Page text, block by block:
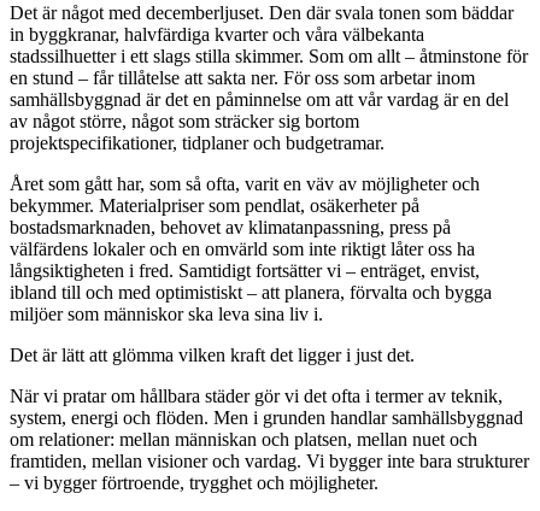
Det är något med decemberljuset. Den där svala tonen som bäddar
in byggkranar, halvfärdiga kvarter och våra välbekanta
stadssilhuetter i ett slags stilla skimmer. Som om allt – åtminstone för
en stund – får tillåtelse att sakta ner. För oss som arbetar inom
samhällsbyggnad är det en påminnelse om att vår vardag är en del
av något större, något som sträcker sig bortom
projektspecifikationer, tidplaner och budgetramar.
Året som gått har, som så ofta, varit en väv av möjligheter och
bekymmer. Materialpriser som pendlat, osäkerheter på
bostadsmarknaden, behovet av klimatanpassning, press på
välfärdens lokaler och en omvärld som inte riktigt låter oss ha
långsiktigheten i fred. Samtidigt fortsätter vi – enträget, envist,
ibland till och med optimistiskt – att planera, förvalta och bygga
miljöer som människor ska leva sina liv i.
Det är lätt att glömma vilken kraft det ligger i just det.
När vi pratar om hållbara städer gör vi det ofta i termer av teknik,
system, energi och flöden. Men i grunden handlar samhällsbyggnad
om relationer: mellan människan och platsen, mellan nuet och
framtiden, mellan visioner och vardag. Vi bygger inte bara strukturer
– vi bygger förtroende, trygghet och möjligheter.